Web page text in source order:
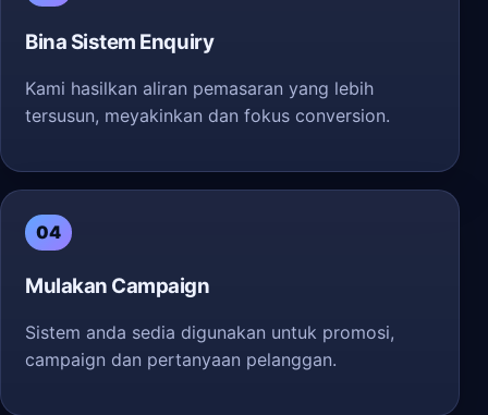
Bina Sistem Enquiry
Kami hasilkan aliran pemasaran yang lebih
tersusun, meyakinkan dan fokus conversion.
04
Mulakan Campaign
Sistem anda sedia digunakan untuk promosi,
campaign dan pertanyaan pelanggan.